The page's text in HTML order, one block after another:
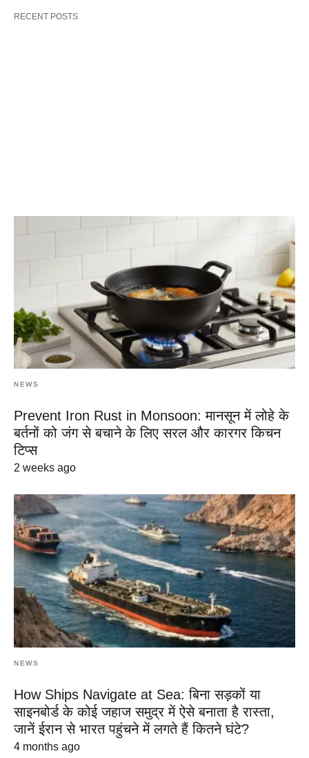
RECENT POSTS
NEWS
Prevent Iron Rust in Monsoon: मानसून में लोहे के
बर्तनों को जंग से बचाने के लिए सरल और कारगर किचन
टिप्स
2 weeks ago
NEWS
How Ships Navigate at Sea: बिना सड़कों या
साइनबोर्ड के कोई जहाज समुद्र में ऐसे बनाता है रास्ता,
जानें ईरान से भारत पहुंचने में लगते हैं कितने घंटे?
4 months ago